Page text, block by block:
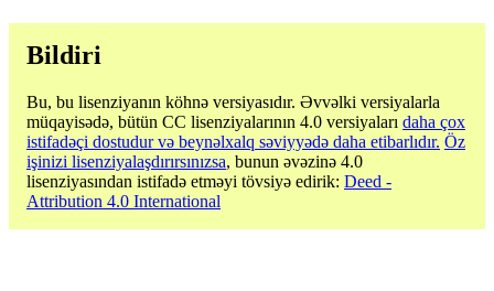
Bildiri
Bu, bu lisenziyanın köhnə versiyasıdır. Əvvəlki versiyalarla
müqayisədə, bütün CC lisenziyalarının 4.0 versiyaları daha çox
istifadəçi dostudur və beynəlxalq səviyyədə daha etibarlıdır. Öz
işinizi lisenziyalaşdırırsınızsa, bunun əvəzinə 4.0
lisenziyasından istifadə etməyi tövsiyə edirik: Deed -
Attribution 4.0 International